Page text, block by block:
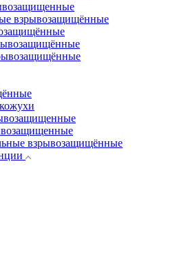
взрывозащищённые
взрывозащищённые